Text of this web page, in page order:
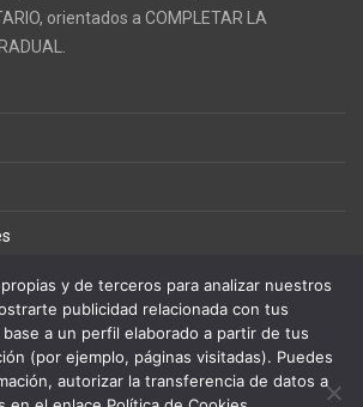
orientados a COMPLETAR LA
y de terceros para analizar nuestros
publicidad relacionada con tus
a un perfil elaborado a partir de tus
(por ejemplo, páginas visitadas). Puedes
autorizar la transferencia de datos a